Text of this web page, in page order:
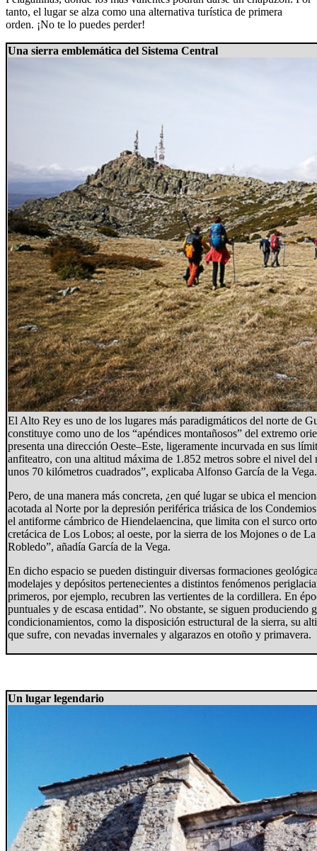
tanto, el lugar se alza como una alternativa turística de primera
orden. ¡No te lo puedes perder!
Una sierra emblemática del Sistema Central
El Alto Rey es uno de los lugares más paradigmáticos del norte de
constituye como uno de los “apéndices montañosos” del extremo
presenta una dirección Oeste–Este, ligeramente incurvada en sus
anfiteatro, con una altitud máxima de 1.852 metros sobre el nivel
unos 70 kilómetros cuadrados”, explicaba Alfonso García de la Vega.
Pero, de una manera más concreta, ¿en qué lugar se ubica el
acotada al Norte por la depresión periférica triásica de los
el antiforme cámbrico de Hiendelaencina, que limita con el surco
cretácica de Los Lobos; al oeste, por la sierra de los Mojones o de
Robledo”, añadía García de la Vega.
En dicho espacio se pueden distinguir diversas formaciones
modelajes y depósitos pertenecientes a distintos fenómenos
primeros, por ejemplo, recubren las vertientes de la cordillera. En
puntuales y de escasa entidad”. No obstante, se siguen produciendo
condicionamientos, como la disposición estructural de la sierra, su
que sufre, con nevadas invernales y algarazos en otoño y primavera.
Un lugar legendario